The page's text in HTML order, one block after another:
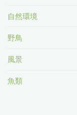
自然環境
野鳥
風景
魚類